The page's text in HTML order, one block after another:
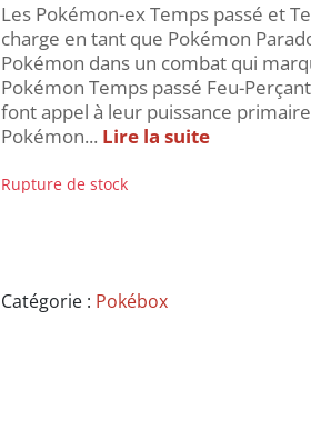
Les Pokémon-ex Temps passé et
charge en tant que Pokémon
Pokémon dans un combat qui
Pokémon Temps passé Feu-
font appel à leur puissance
Pokémon... Lire la suite
Rupture de stock
Catégorie : Pokébox